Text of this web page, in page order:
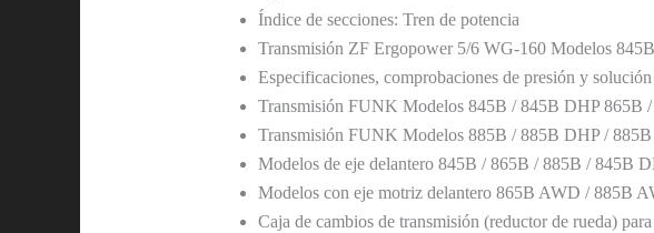
Índice de secciones: Tren de potencia
Transmisión ZF Ergopower 5/6 WG-160 Modelos
Especificaciones, comprobaciones de presión y
Transmisión FUNK Modelos 845B / 845B DHP 865B
Transmisión FUNK Modelos 885B / 885B DHP /
Modelos de eje delantero 845B / 865B / 885B / 845B
Modelos con eje motriz delantero 865B AWD / 885B
Caja de cambios de transmisión (reductor de rueda)